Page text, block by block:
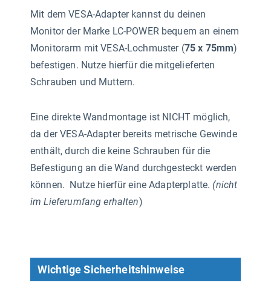
Mit dem VESA-Adapter kannst du deinen
Monitor der Marke LC-POWER bequem an einem
Monitorarm mit VESA-Lochmuster (75 x 75mm)
befestigen. Nutze hierfür die mitgelieferten
Schrauben und Muttern.
Eine direkte Wandmontage ist NICHT möglich,
da der VESA-Adapter bereits metrische Gewinde
enthält, durch die keine Schrauben für die
Befestigung an die Wand durchgesteckt werden
können. Nutze hierfür eine Adapterplatte. (nicht
im Lieferumfang erhalten)
Wichtige Sicherheitshinweise